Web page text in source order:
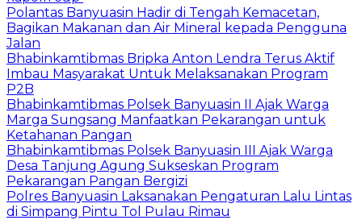
Polantas Banyuasin Hadir di Tengah Kemacetan,
Bagikan Makanan dan Air Mineral kepada Pengguna
Jalan
Bhabinkamtibmas Bripka Anton Lendra Terus Aktif
Imbau Masyarakat Untuk Melaksanakan Program
P2B
Bhabinkamtibmas Polsek Banyuasin II Ajak Warga
Marga Sungsang Manfaatkan Pekarangan untuk
Ketahanan Pangan
Bhabinkamtibmas Polsek Banyuasin III Ajak Warga
Desa Tanjung Agung Sukseskan Program
Pekarangan Pangan Bergizi
Polres Banyuasin Laksanakan Pengaturan Lalu Lintas
di Simpang Pintu Tol Pulau Rimau